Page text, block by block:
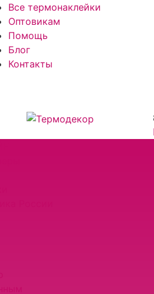
Все термонаклейки
Оптовикам
Помощь
Блог
Контакты